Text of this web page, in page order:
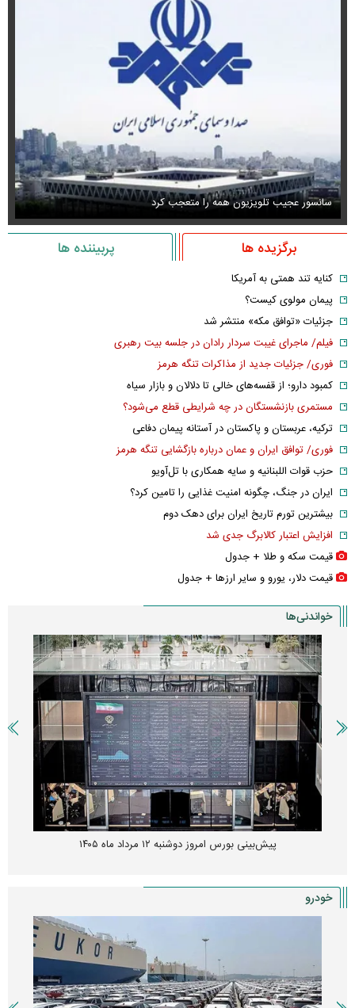
سانسور عجیب تلویزیون همه را متعجب کرد
برگزیده ها پربیننده ها
کنایه تند همتی به آمریکا
پیمان مولوی کیست؟
جزئیات «توافق مکه» منتشر شد
فیلم/ ماجرای غیبت سردار رادان در جلسه بیت رهبری
فوری/ جزئیات جدید از مذاکرات تنگه هرمز
کمبود دارو؛ از قفسه‌های خالی تا دلالان و بازار سیاه
مستمری بازنشستگان در چه شرایطی قطع می‌شود؟
ترکیه، عربستان و پاکستان در آستانه پیمان دفاعی
فوری/ توافق ایران و عمان درباره بازگشایی تنگه هرمز
حزب قوات اللبنانیه و سایه همکاری با تل‌آویو
ایران در جنگ، چگونه امنیت غذایی را تامین کرد؟
بیشترین تورم تاریخ ایران برای دهک دوم
افزایش اعتبار کالابرگ جدی شد
قیمت سکه و طلا + جدول
قیمت دلار، یورو و سایر ارز‌ها + جدول
خواندنی‌ها
پیش‌بینی بورس امروز دوشنبه ۱۲ مرداد ماه ۱۴۰۵
خودرو